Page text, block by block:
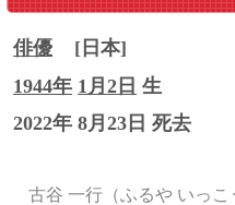
俳優
[日本]
1944年 1月2日 生
2022年 8月23日 死去
古谷 一行（ふるや いっこ